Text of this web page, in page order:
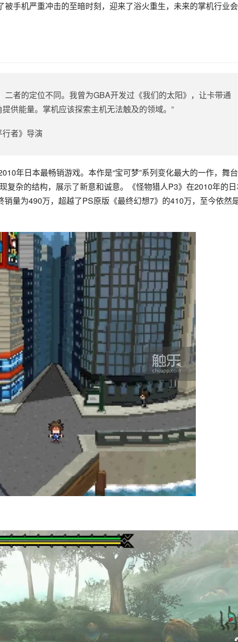
手机严重冲击的至暗时刻，迎来了浴火重生，未来的掌机行业
二者的定位不同。我曾为GBA开发过《我们的太阳》，让卡带通
供能量。掌机应该探索主机无法触及的领域。”
者》导演
年日本最畅销游戏。本作是“宝可梦”系列变化最大的一作，舞
复杂的结构，展示了新意和诚意。《怪物猎人P3》在2010年的
量为490万，超越了PS原版《最终幻想7》的410万，至今依然